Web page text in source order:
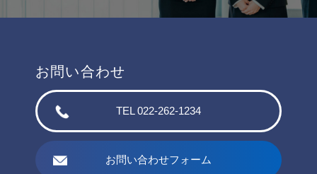
お問い合わせ
TEL 022-262-1234
お問い合わせフォーム